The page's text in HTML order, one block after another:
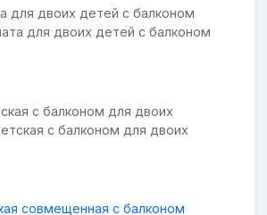
для двоих детей с балконом
с балконом для двоих